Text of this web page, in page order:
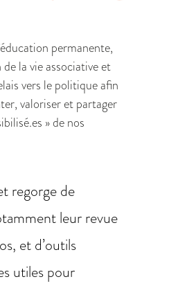
permanente,
de la vie associative et
vers le politique afin
valoriser et partager
» de nos
regorge de
leur revue
et d’outils
utiles pour